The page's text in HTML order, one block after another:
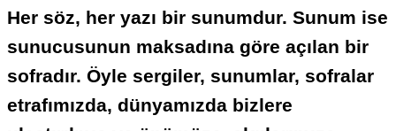
Her söz, her yazı bir sunumdur. Sunum ise
sunucusunun maksadına göre açılan bir
sofradır. Öyle sergiler, sunumlar, sofralar
etrafımızda, dünyamızda bizlere